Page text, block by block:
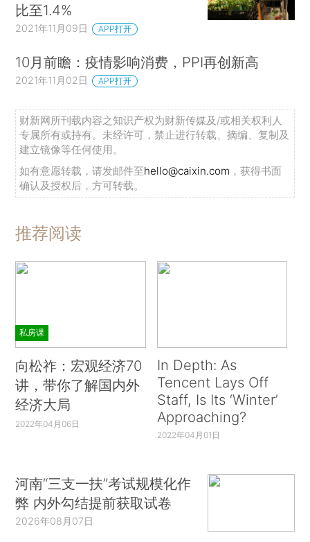
比至1.4%
2021年11月09日 APP打开
10月前瞻：疫情影响消费，PPI再创新高
2021年11月02日 APP打开
财新网所刊载内容之知识产权为财新传媒及/或相关权利人
专属所有或持有。未经许可，禁止进行转载、摘编、复制及
建立镜像等任何使用。
如有意愿转载，请发邮件至hello@caixin.com ，获得书面
确认及授权后，方可转载。
推荐阅读
私房课
向松祚：宏观经济70
讲，带你了解国内外
经济大局
2022年04月06日
In Depth: As
Tencent Lays Off
Staff, Is Its ‘Winter’
Approaching?
2022年04月01日
河南“三支一扶”考试规模化作
弊 内外勾结提前获取试卷
2026年08月07日